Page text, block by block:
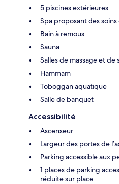
5 piscines extérieures
Spa proposant des
Bain à remous
Sauna
Salles de massage et de
Hammam
Toboggan aquatique
Salle de banquet
Accessibilité
Ascenseur
Largeur des portes de
Parking accessible aux
1 places de parking
réduite sur place